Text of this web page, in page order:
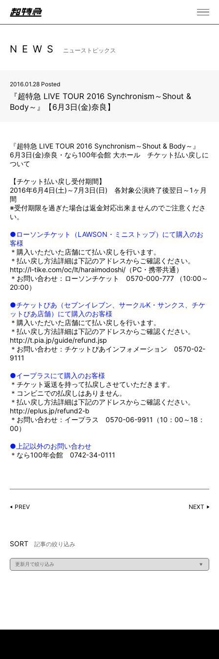
NEWS ニューストピックス
2016.01.28 Posted
『超特急 LIVE TOUR 2016 Synchronism～Shout &
Body～』【6月3日(金)奈良】
『超特急 LIVE TOUR 2016 Synchronism～Shout & Body～』
6月3日(金)奈良・なら100年会館 大ホール チケット払い戻しに
ついて
【チケット払い戻し受付期間】
2016年6月4日(土)～7月3日(日) 各対象公演終了後翌日～1ヶ月
間
※受付期限を過ぎた場合は返金対応出来ませんのでご注意くださ
い。
●ローソンチケット（LAWSON・ミニストップ）にて購入のお
客様
＊購入いただいた店舗にて払い戻しを行います。
＊払い戻し方法詳細は下記のアドレスからご確認ください。
http://l-tike.com/oc/lt/haraimodoshi/ （PC・携帯共通）
＊お問い合わせ：ローソンチケット 0570-000-777 （10:00～
20:00）
●チケットぴあ（セブンイレブン、サークルK・サンクス、チケ
ットぴあ店舗）にて購入のお客様
＊購入いただいた店舗にて払い戻しを行います。
＊払い戻し方法詳細は下記のアドレスからご確認ください。
http://t.pia.jp/guide/refund.jsp
＊お問い合わせ：チケットぴあインフォメーション 0570-02-
9111
●イープラスにて購入のお客様
＊チケット返送を持って払戻しさせていただきます。
＊コンビニでの払戻しはありません。
＊払い戻し方法詳細は下記のアドレスからご確認ください。
http://eplus.jp/refund2-b
＊お問い合わせ：イープラス 0570-06-9911（10：00～18：
00）
●上記以外のお問い合わせ
＊なら100年会館 0742-34-0111
PREV NEXT
SORT 記事の絞り込み